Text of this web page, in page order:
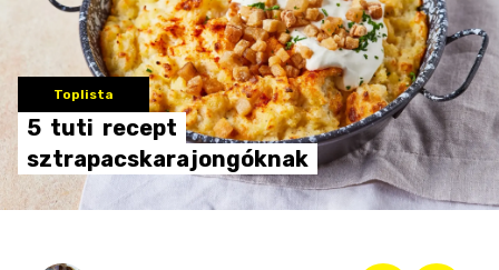
Toplista
5 tuti recept
sztrapacskarajongóknak